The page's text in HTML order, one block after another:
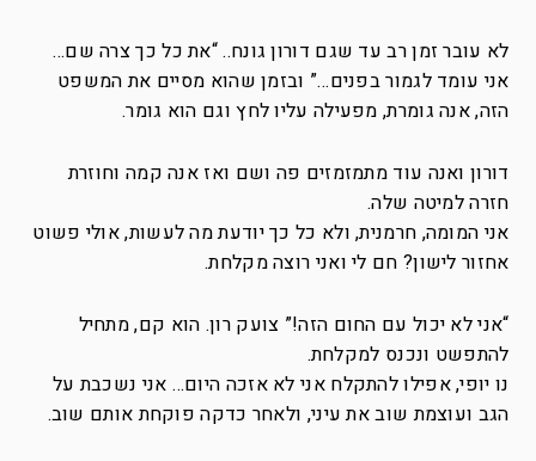
לא עובר זמן רב עד שגם דורון גונח.. “את כל כך צרה שם…
אני עומד לגמור בפנים…” ובזמן שהוא מסיים את המשפט
הזה, אנה גומרת, מפעילה עליו לחץ וגם הוא גומר.
דורון ואנה עוד מתמזמזים פה ושם ואז אנה קמה וחוזרת
חזרה למיטה שלה.
אני המומה, חרמנית, ולא כל כך יודעת מה לעשות, אולי פשוט
אחזור לישון? חם לי ואני רוצה מקלחת.
“אני לא יכול עם החום הזה!” צועק רון. הוא קם, מתחיל
להתפשט ונכנס למקלחת.
נו יופי, אפילו להתקלח אני לא אזכה היום… אני נשכבת על
הגב ועוצמת שוב את עיני, ולאחר כדקה פוקחת אותם שוב.